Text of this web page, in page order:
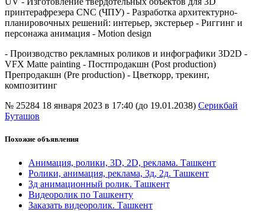
принтерафрезера CNC (ЧПУ) - Разработка архитектурно-
планировочных решений: интерьер, экстерьер - Риггинг и
персонажа анимация - Motion design
- Производство рекламных роликов и инфографики 3D2D -
VFX Matte painting - Постпродакшн (Post production)
Препродакшн (Pre production) - Цветкорр, трекинг,
композитинг
№ 25284 18 января 2023 в 17:40 (до 19.01.2038) Серикбай
Буташов
Похожие объявления
Анимация, ролики, 3D, 2D, реклама. Ташкент
Ролики, анимация, реклама, 3д, 2д. Ташкент
3д анимационный ролик. Ташкент
Видеоролик по Ташкенту
Заказать видеоролик. Ташкент